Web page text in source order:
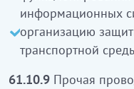
қызметін көрсету
мемлекеттік
ортасының
ұйымдастыру
информационных
организацию
транспортной
61.10.9 Прочая